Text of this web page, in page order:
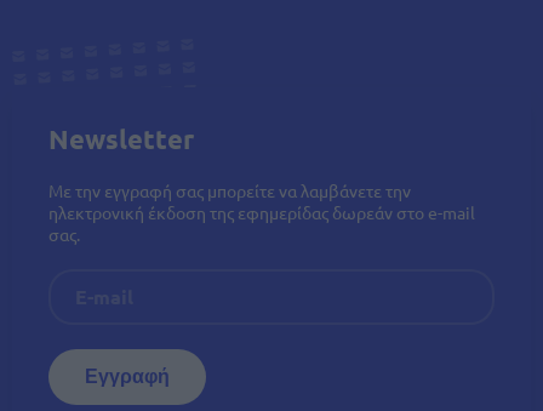
Newsletter
Με την εγγραφή σας μπορείτε να λαμβάνετε την
ηλεκτρονική έκδοση της εφημερίδας δωρεάν στο e-mail
σας.